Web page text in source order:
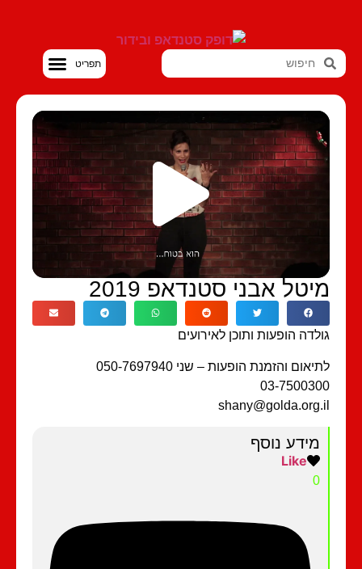
אבני סטנדאפ 2019
הופעות ותוכן לאירועים
והזמנת הופעות – שני 050-7697940
03-
מידע נוסף